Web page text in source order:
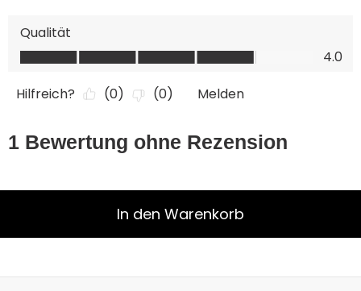
In den Warenkorb